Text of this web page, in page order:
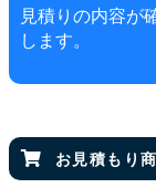
見積りの内容が
します。
お見積もり